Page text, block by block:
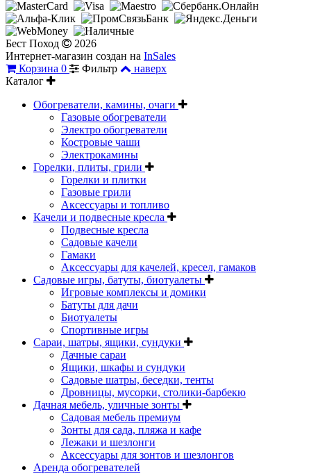
Бест Поход
2026
Интернет-магазин создан на InSales
Корзина 0 Фильтр
наверх
Каталог
Обогреватели, камины, очаги
Газовые обогреватели
Электро обогреватели
Костровые чаши
Электрокамины
Горелки, плиты, грили
Горелки и плитки
Газовые грили
Аксессуары и топливо
Качели и подвесные кресла
Подвесные кресла
Садовые качели
Гамаки
Аксессуары для качелей, кресел, гамаков
Садовые игры, батуты, биотуалеты
Игровые комплексы и домики
Батуты для дачи
Биотуалеты
Спортивные игры
Сараи, шатры, ящики, сундуки
Дачные сараи
Ящики, шкафы и сундуки
Садовые шатры, беседки, тенты
Дровницы, мусорки, столики-барбекю
Дачная мебель, уличные зонты
Садовая мебель премиум
Зонты для сада, пляжа и кафе
Лежаки и шезлонги
Аксессуары для зонтов и шезлонгов
Аренда обогревателей